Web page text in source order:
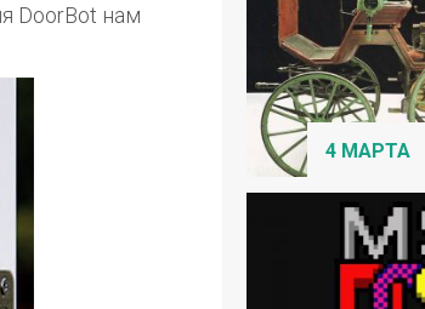
DoorBot нам
4 МАРТА